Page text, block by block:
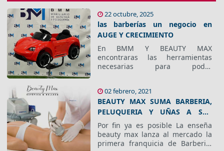
22 octubre, 2025
las barberías un negocio en
AUGE Y CRECIMIENTO
En BMM Y BEAUTY MAX
encontraras las herramientas
necesarias para poder
asesoran desde el primer
momento.
02 febrero, 2021
BEAUTY MAX SUMA BARBERIA,
PELUQUERIA Y UÑAS A SUS
LINEAS DE NEGOCIOS
Por fin ya es posible La enseña
beauty max lanza al mercado la
primera franquicia de Barberia,